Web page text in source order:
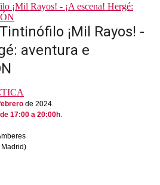
¡Mil Rayos! -
aventura e
de 2024.
17:00 a 20:00h.